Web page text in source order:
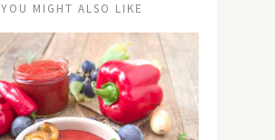
YOU MIGHT ALSO LIKE